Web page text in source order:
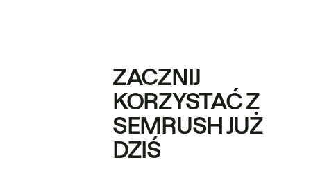
ZACZNIJ
KORZYSTAĆ Z
SEMRUSH JUŻ
DZIŚ